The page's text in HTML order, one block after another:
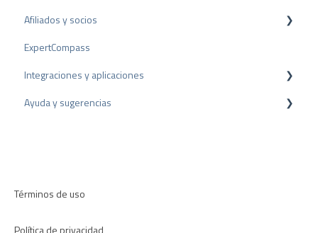
Sello de valoración
Premios
Afiliados y socios
Programa de partners
Recomendación
ExpertCompass
Integraciones y aplicaciones
Plugins para CMS
Ayuda y sugerencias
Términos de uso
Política de privacidad